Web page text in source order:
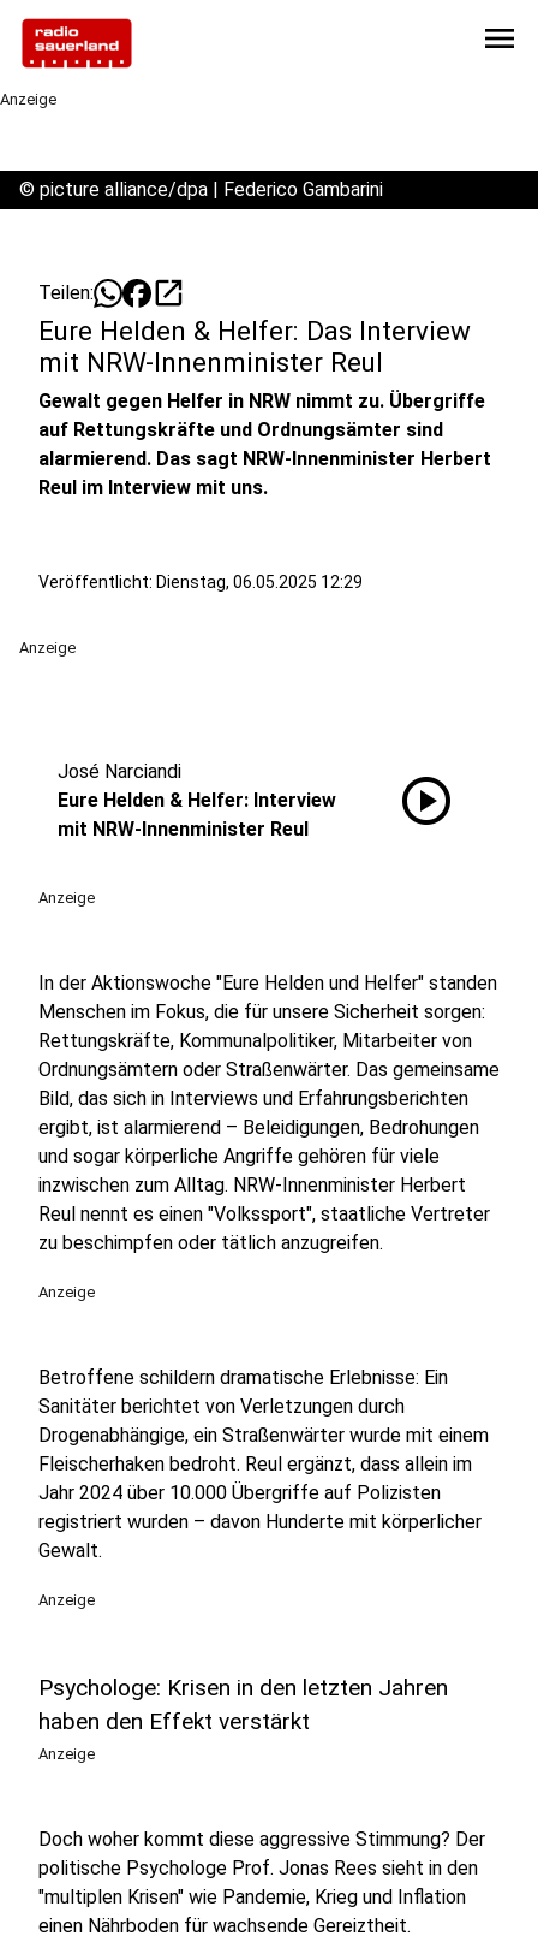
menu
Anzeige
© picture alliance/dpa | Federico Gambarini
Teilen: open_in_new
Eure Helden & Helfer: Das Interview
mit NRW-Innenminister Reul
Gewalt gegen Helfer in NRW nimmt zu. Übergriffe
auf Rettungskräfte und Ordnungsämter sind
alarmierend. Das sagt NRW-Innenminister Herbert
Reul im Interview mit uns.
Veröffentlicht: Dienstag, 06.05.2025 12:29
Anzeige
José Narciandi
Eure Helden & Helfer: Interview
mit NRW-Innenminister Reul
play_circle
Anzeige
In der Aktionswoche "Eure Helden und Helfer" standen
Menschen im Fokus, die für unsere Sicherheit sorgen:
Rettungskräfte, Kommunalpolitiker, Mitarbeiter von
Ordnungsämtern oder Straßenwärter. Das gemeinsame
Bild, das sich in Interviews und Erfahrungsberichten
ergibt, ist alarmierend – Beleidigungen, Bedrohungen
und sogar körperliche Angriffe gehören für viele
inzwischen zum Alltag. NRW-Innenminister Herbert
Reul nennt es einen "Volkssport", staatliche Vertreter
zu beschimpfen oder tätlich anzugreifen.
Anzeige
Betroffene schildern dramatische Erlebnisse: Ein
Sanitäter berichtet von Verletzungen durch
Drogenabhängige, ein Straßenwärter wurde mit einem
Fleischerhaken bedroht. Reul ergänzt, dass allein im
Jahr 2024 über 10.000 Übergriffe auf Polizisten
registriert wurden – davon Hunderte mit körperlicher
Gewalt.
Anzeige
Psychologe: Krisen in den letzten Jahren
haben den Effekt verstärkt
Anzeige
Doch woher kommt diese aggressive Stimmung? Der
politische Psychologe Prof. Jonas Rees sieht in den
"multiplen Krisen" wie Pandemie, Krieg und Inflation
einen Nährboden für wachsende Gereiztheit.